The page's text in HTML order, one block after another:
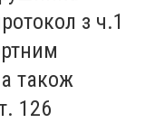
з ч.1
а також
126